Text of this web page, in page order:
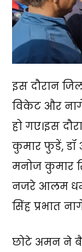
इस दौरान
विकेट और
हो गए।इस
कुमार फुडें, डॉ
मनोज कुमार
नजरे आलम
सिंह प्रभात
छोटे अमन ने